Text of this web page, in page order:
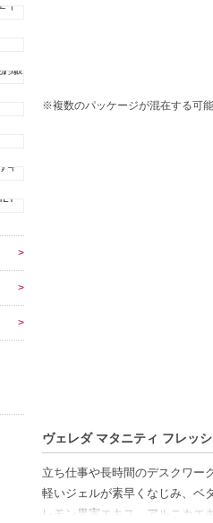
※複数のパッケージが混在する可能
ヴェレダ マタニティ フレッ
立ち仕事や長時間のデスクワー
軽いジェルが素早くなじみ、ベ
レモン果実エキス、アルニカエ